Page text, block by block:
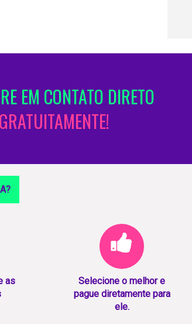
EM CONTATO DIRETO
as
Selecione o melhor e
pague diretamente para
ele.